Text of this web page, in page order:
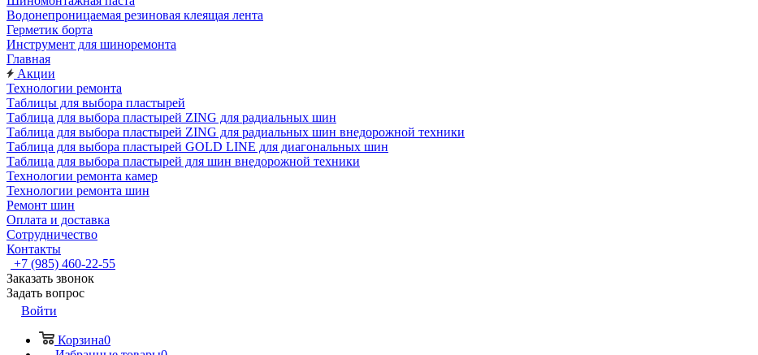
Водонепроницаемая резиновая клеящая лента
Герметик борта
Инструмент для шиноремонта
Главная
Акции
Технологии ремонта
Таблицы для выбора пластырей
Таблица для выбора пластырей ZING для радиальных шин
Таблица для выбора пластырей ZING для радиальных шин внедорожной техники
Таблица для выбора пластырей GOLD LINE для диагональных шин
Таблица для выбора пластырей для шин внедорожной техники
Технологии ремонта камер
Технологии ремонта шин
Ремонт шин
Оплата и доставка
Сотрудничество
Контакты
+7 (985) 460-22-55
Заказать звонок
Задать вопрос
Войти
Корзина0